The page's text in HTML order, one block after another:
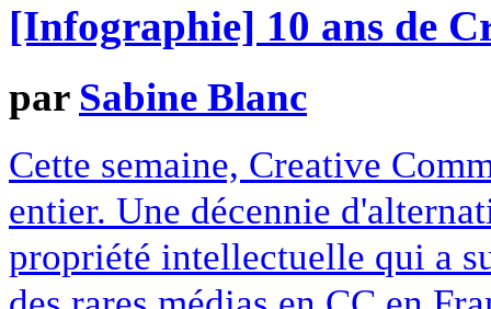
[Infographie] 10 ans de
par Sabine Blanc
Cette semaine, Creative
entier. Une décennie
propriété intellectuelle qui a